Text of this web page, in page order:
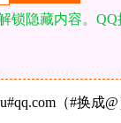
锁隐藏内容。QQ
（#换成